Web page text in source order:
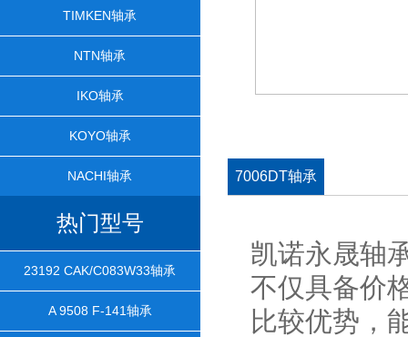
TIMKEN轴承
NTN轴承
IKO轴承
KOYO轴承
NACHI轴承
热门型号
23192 CAK/C083W33轴承
A 9508 F-141轴承
7006DT轴承
凯诺永晟轴
不仅具备价
比较优势，